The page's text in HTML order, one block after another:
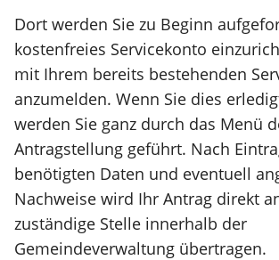
Dort werden Sie zu Beginn
kostenfreies Servicekonto
mit Ihrem bereits bestehenden
anzumelden. Wenn Sie dies
werden Sie ganz durch das Menü
Antragstellung geführt. Nach
benötigten Daten und eventuell
Nachweise wird Ihr Antrag direkt
zuständige Stelle innerhalb der
Gemeindeverwaltung übertragen.